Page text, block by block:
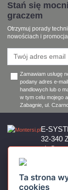
Stań się
graczem
Otrzymuj porady
nowościach i
Zamawiam usługę
podany adres e-
handlowych lub o
w tym celu mojego
Zabagnie, ul.
E-
32-340
ul.
Ta strona
cookies